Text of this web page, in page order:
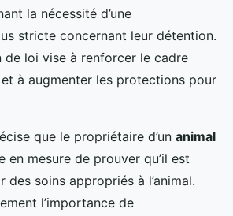
la nécessité d’une
stricte concernant leur détention.
loi vise à renforcer le cadre
à augmenter les protections pour
que le propriétaire d’un animal
en mesure de prouver qu’il est
des soins appropriés à l’animal.
l’importance de